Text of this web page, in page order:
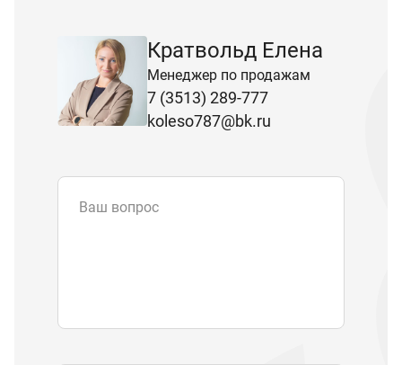
Кратвольд Елена
Менеджер по продажам
7 (3513) 289-777
koleso787@bk.ru
Ваш вопрос